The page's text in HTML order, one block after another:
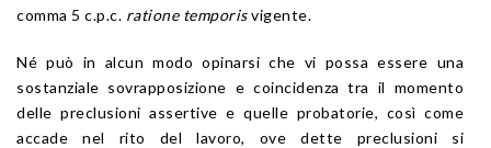
comma 5 c.p.c. ratione temporisvigente.
Né può in alcun modo opinarsi che vi possa essere una
sostanziale sovrapposizione e coincidenza tra il momento
delle preclusioni assertive e quelle probatorie, così come
accade nel rito del lavoro, ove dette preclusioni si